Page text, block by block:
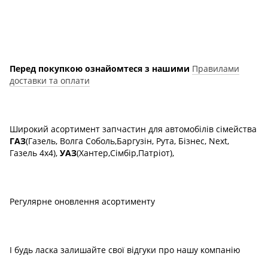
Перед покупкою ознайомтеся з нашими Правилами
доставки та оплати
Широкий асортимент запчастин для автомобілів сімейства
ГАЗ(Газель, Волга Соболь,Баргузін, Рута, Бізнес, Next,
Газель 4х4), УАЗ(Хантер,Сімбір,Патріот),
Регулярне оновлення асортименту
І будь ласка залишайте свої відгуки про нашу компанію